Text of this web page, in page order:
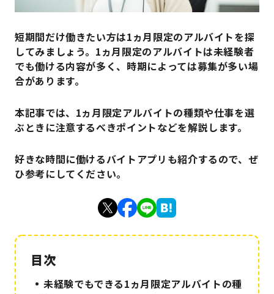
短期間だけ働きたい方は1ヵ月限定のアルバイトを探
してみましょう。1ヵ月限定のアルバイトは未経験者
でも働ける内容が多く、時期によっては募集が多い場
合があります。
本記事では、1ヵ月限定アルバイトの種類や仕事を選
ぶときに注意するべきポイントなどを解説します。
好きな時間に働けるバイトアプリも紹介するので、ぜ
ひ参考にしてください。
未経験でもできる1ヵ月限定アルバイトの種